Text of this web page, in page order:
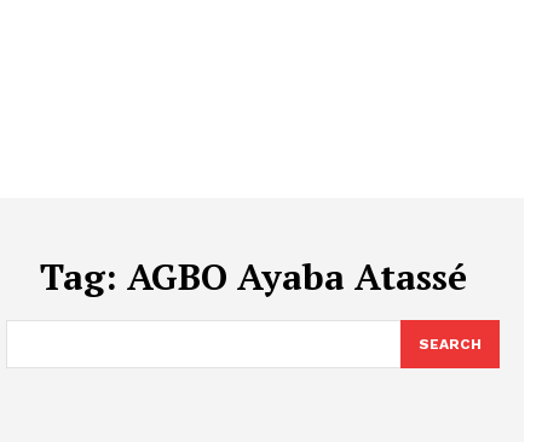
Tag: AGBO Ayaba Atassé
SEARCH